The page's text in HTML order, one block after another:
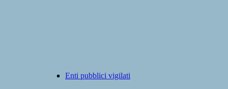
Enti pubblici vigilati